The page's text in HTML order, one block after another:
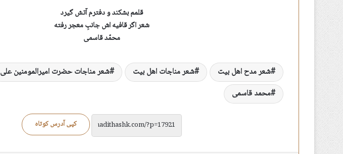
قلمم بشکند و دفترم آتش گیرد
شعر اگر قافیه اش جانبِ معجر رفته
محمّد قاسمی
شعر مدح اهل بیت شعر مناجات اهل بیت شعر مناجات حضرت امیرالمومنین علی
محمد قاسمی
کپی آدرس کوتاه